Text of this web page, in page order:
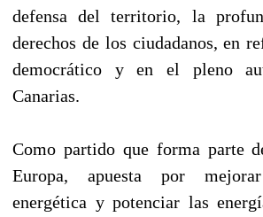
defensa del territorio, la
derechos de los ciudadanos, en
democrático y en el pleno
Canarias.
Como partido que forma parte
Europa, apuesta por
energética y potenciar las